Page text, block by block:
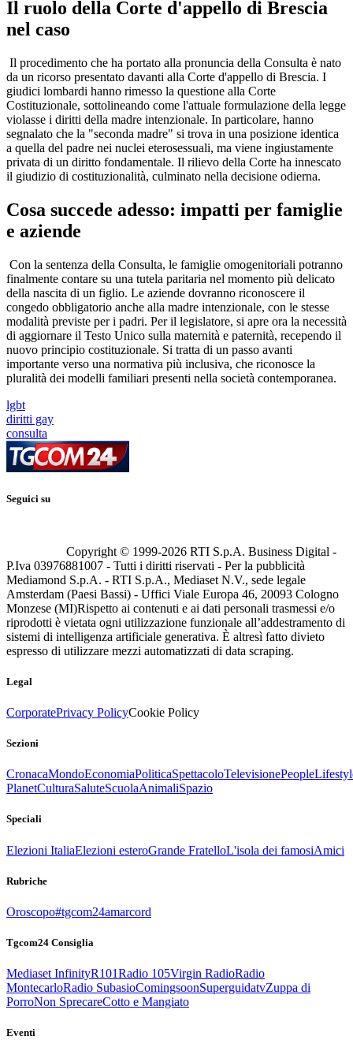
Il ruolo della Corte d'appello di Brescia
nel caso
Il procedimento che ha portato alla pronuncia della Consulta è nato
da un ricorso presentato davanti alla Corte d'appello di Brescia. I
giudici lombardi hanno rimesso la questione alla Corte
Costituzionale, sottolineando come l'attuale formulazione della legge
violasse i diritti della madre intenzionale. In particolare, hanno
segnalato che la "seconda madre" si trova in una posizione identica
a quella del padre nei nuclei eterosessuali, ma viene ingiustamente
privata di un diritto fondamentale. Il rilievo della Corte ha innescato
il giudizio di costituzionalità, culminato nella decisione odierna.
Cosa succede adesso: impatti per famiglie
e aziende
Con la sentenza della Consulta, le famiglie omogenitoriali potranno
finalmente contare su una tutela paritaria nel momento più delicato
della nascita di un figlio. Le aziende dovranno riconoscere il
congedo obbligatorio anche alla madre intenzionale, con le stesse
modalità previste per i padri. Per il legislatore, si apre ora la necessità
di aggiornare il Testo Unico sulla maternità e paternità, recependo il
nuovo principio costituzionale. Si tratta di un passo avanti
importante verso una normativa più inclusiva, che riconosce la
pluralità dei modelli familiari presenti nella società contemporanea.
lgbt
diritti gay
consulta
Seguici su
Copyright © 1999-2026 RTI S.p.A. Business Digital -
P.Iva 03976881007 - Tutti i diritti riservati - Per la pubblicità
Mediamond S.p.A. - RTI S.p.A., Mediaset N.V., sede legale
Amsterdam (Paesi Bassi) - Uffici Viale Europa 46, 20093 Cologno
Monzese (MI)Rispetto ai contenuti e ai dati personali trasmessi e/o
riprodotti è vietata ogni utilizzazione funzionale all’addestramento di
sistemi di intelligenza artificiale generativa. È altresì fatto divieto
espresso di utilizzare mezzi automatizzati di data scraping.
Legal
CorporatePrivacy PolicyCookie Policy
Sezioni
CronacaMondoEconomiaPoliticaSpettacoloTelevisionePeople
PlanetCulturaSaluteScuolaAnimaliSpazio
Speciali
Elezioni ItaliaElezioni esteroGrande FratelloL'isola dei famosiAmici
Rubriche
Oroscopo#tgcom24amarcord
Tgcom24 Consiglia
Mediaset InfinityR101Radio 105Virgin RadioRadio
MontecarloRadio SubasioComingsoonSuperguidatvZuppa di
PorroNon SprecareCotto e Mangiato
Eventi